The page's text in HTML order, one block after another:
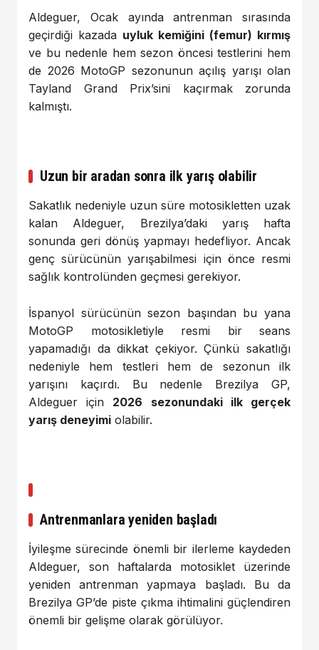
Aldeguer, Ocak ayındaantrenman sırasında
geçirdiği kazada uyluk kemiğini (femur) kırmış
ve bu nedenle hemsezon öncesitestlerini hem
de 2026 MotoGP sezonunun açılış yarışı olan
Tayland Grand Prix’sini kaçırmak zorunda
kalmıştı.
Uzun bir aradan sonra ilk yarış olabilir
Sakatlık nedeniyle uzun süre motosikletten uzak
kalan Aldeguer, Brezilya’daki yarış hafta
sonunda geri dönüş yapmayı hedefliyor. Ancak
gençsürücününyarışabilmesi için önce resmi
sağlık kontrolünden geçmesi gerekiyor.
İspanyol sürücününsezon başından buyana
MotoGP motosikletiyle resmi bir seans
yapamadığı dadikkat çekiyor.Çünküsakatlığı
nedeniyle hem testleri hemde sezonunilk
yarışını kaçırdı. Bu nedenle BrezilyaGP,
Aldegueriçin 2026 sezonundaki ilk gerçek
yarış deneyimi olabilir.
Antrenmanlarayeniden başladı
İyileşmesürecinde önemli bir ilerleme kaydeden
Aldeguer, son haftalarda motosiklet üzerinde
yenidenantrenmanyapmaya başladı. Buda
Brezilya GP’de piste çıkma ihtimalini güçlendiren
önemli bir gelişme olarak görülüyor.